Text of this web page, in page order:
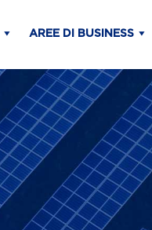
AREE DI BUSINESS